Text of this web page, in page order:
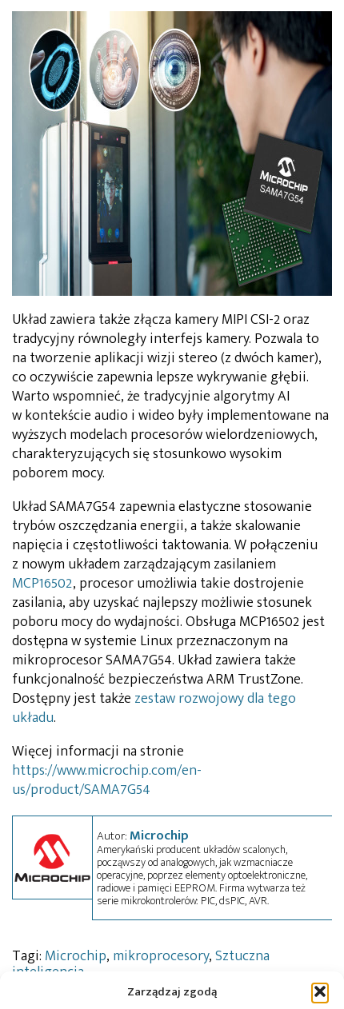
Zarządzaj zgodą
Układ zawiera także złącza kamery MIPI CSI-2 oraz
tradycyjny równoległy interfejs kamery. Pozwala to
na tworzenie aplikacji wizji stereo (z dwóch kamer),
co oczywiście zapewnia lepsze wykrywanie głębii.
Warto wspomnieć, że tradycyjnie algorytmy AI
w kontekście audio i wideo były implementowane na
wyższych modelach procesorów wielordzeniowych,
charakteryzujących się stosunkowo wysokim
poborem mocy.
Układ SAMA7G54 zapewnia elastyczne stosowanie
trybów oszczędzania energii, a także skalowanie
napięcia i częstotliwości taktowania. W połączeniu
z nowym układem zarządzającym zasilaniem
MCP16502, procesor umożliwia takie dostrojenie
zasilania, aby uzyskać najlepszy możliwie stosunek
poboru mocy do wydajności. Obsługa MCP16502 jest
dostępna w systemie Linux przeznaczonym na
mikroprocesor SAMA7G54. Układ zawiera także
funkcjonalność bezpieczeństwa ARM TrustZone.
Dostępny jest także zestaw rozwojowy dla tego
układu.
Więcej informacji na stronie
https://www.microchip.com/en-
us/product/SAMA7G54
Autor:Microchip
Amerykański producent układów scalonych,
począwszy od analogowych, jak wzmacniacze
operacyjne, poprzez elementy optoelektroniczne,
radiowe i pamięci EEPROM. Firma wytwarza też
serie mikrokontrolerów: PIC, dsPIC, AVR.
Tagi: Microchip, mikroprocesory,Sztuczna
inteligencja